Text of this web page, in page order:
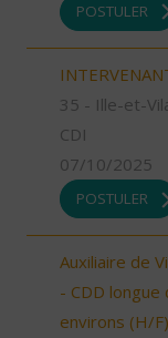
POSTULER
35 - Ille-et-
CDI
07/10/2025
POSTULER
Auxiliaire de
- CDD
environs (H/F)